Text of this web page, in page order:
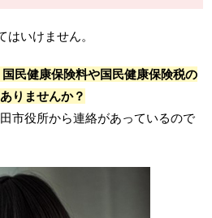
いけません。
民健康保険料や国民健康保険税の
りませんか？
市役所から連絡があっているので